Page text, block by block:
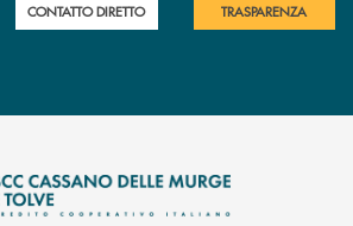
CONTATTO DIRETTO TRASPARENZA